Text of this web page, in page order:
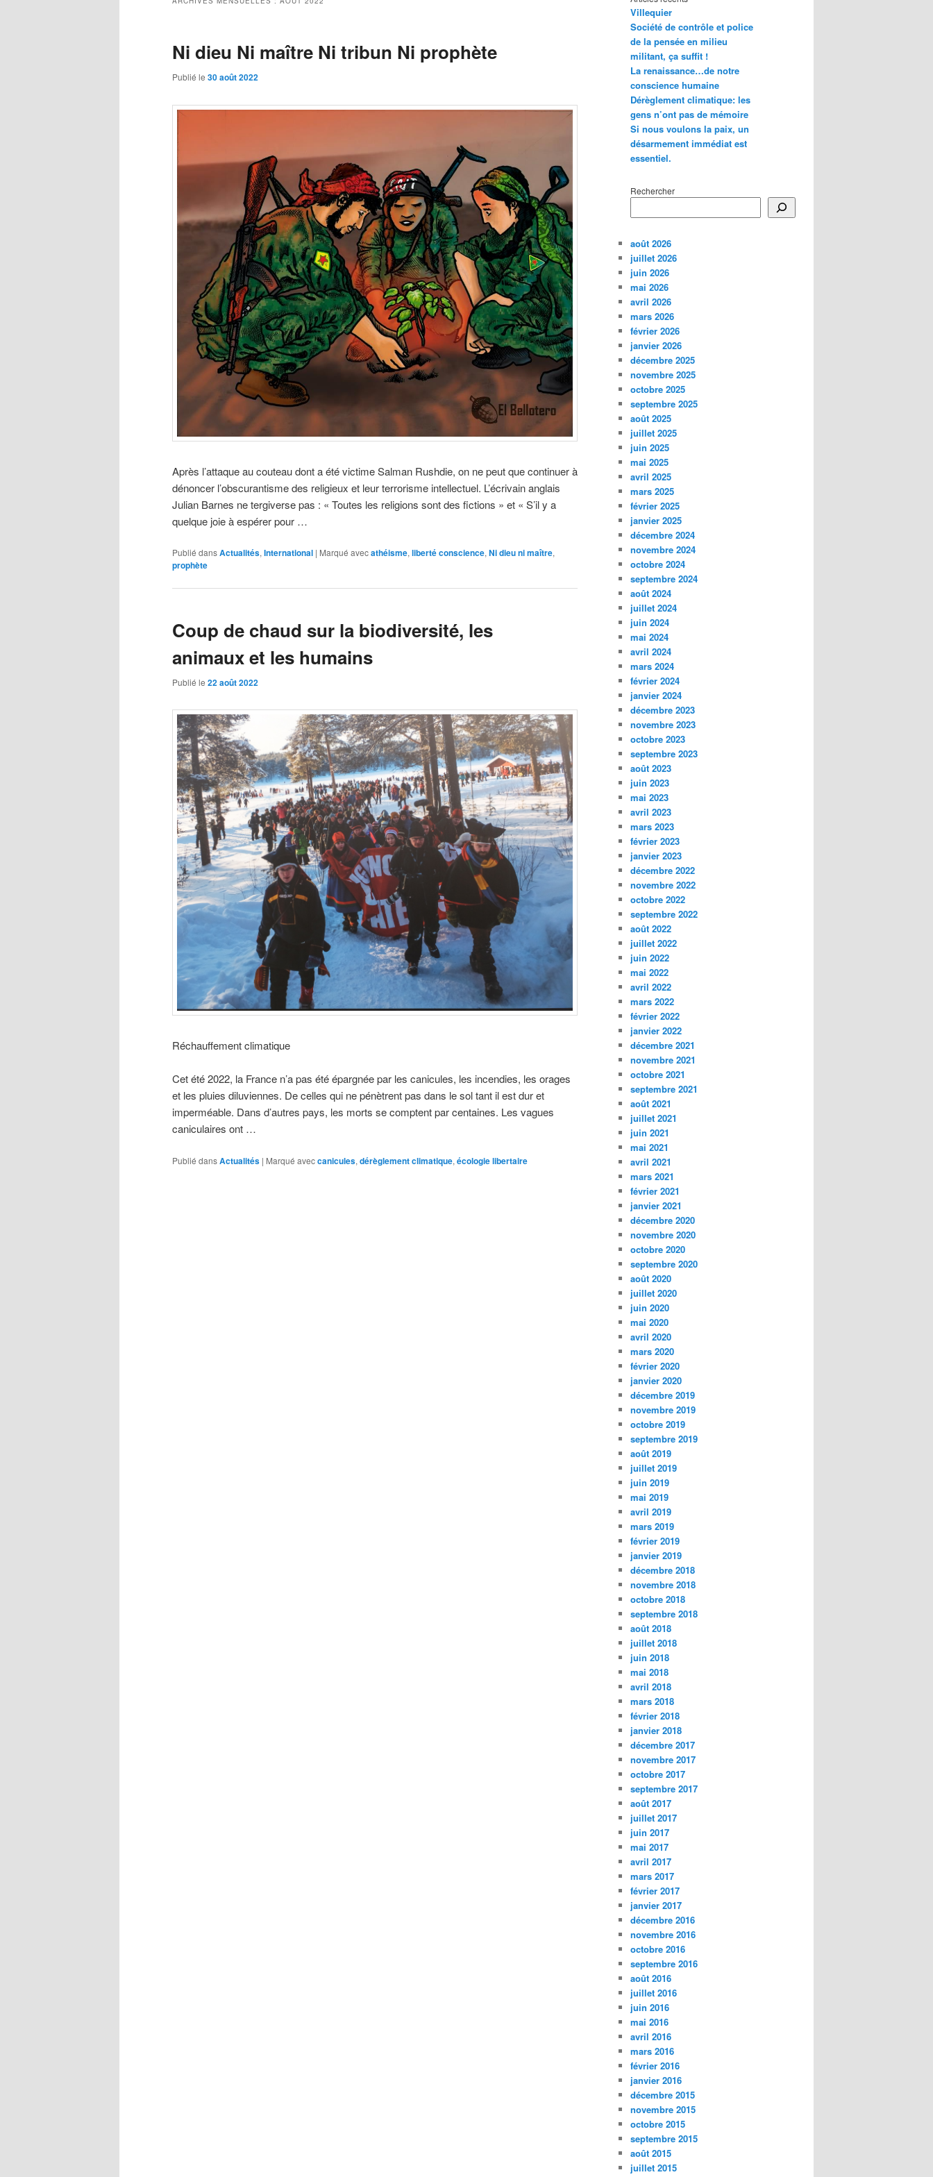
Ni dieu Ni maître Ni tribun Ni prophète
Publié le 30 août 2022
Après l’attaque au couteau dont a été victime Salman Rushdie, on ne peut que continuer à
dénoncer l’obscurantisme des religieux et leur terrorisme intellectuel. L’écrivain anglais
Julian Barnes ne tergiverse pas : « Toutes les religions sont des fictions » et « S’il y a
quelque joie à espérer pour …
Publié dansActualités, International | Marqué avecathéisme, liberté conscience, Ni dieu ni maître,
prophète
Coup de chaud sur la biodiversité, les
animaux et les humains
Publié le 22 août 2022
Réchauffement climatique
Cet été 2022, la France n’a pas été épargnée par les canicules, les incendies, les orages
et les pluies diluviennes. De celles qui ne pénètrent pas dans le sol tant il est dur et
imperméable. Dans d’autres pays, les morts se comptent par centaines. Les vagues
caniculaires ont …
Publié dansActualités | Marqué aveccanicules, dérèglement climatique, écologie libertaire
Villequier
Société de contrôle et police
de la pensée en milieu
militant, ça suffit !
La renaissance…de notre
conscience humaine
Dérèglement climatique: les
gens n’ont pas de mémoire
Si nous voulons la paix, un
désarmement immédiat est
essentiel.
Rechercher
août 2026
juillet 2026
juin 2026
mai 2026
avril 2026
mars 2026
février 2026
janvier 2026
décembre 2025
novembre 2025
octobre 2025
septembre 2025
août 2025
juillet 2025
juin 2025
mai 2025
avril 2025
mars 2025
février 2025
janvier 2025
décembre 2024
novembre 2024
octobre 2024
septembre 2024
août 2024
juillet 2024
juin 2024
mai 2024
avril 2024
mars 2024
février 2024
janvier 2024
décembre 2023
novembre 2023
octobre 2023
septembre 2023
août 2023
juin 2023
mai 2023
avril 2023
mars 2023
février 2023
janvier 2023
décembre 2022
novembre 2022
octobre 2022
septembre 2022
août 2022
juillet 2022
juin 2022
mai 2022
avril 2022
mars 2022
février 2022
janvier 2022
décembre 2021
novembre 2021
octobre 2021
septembre 2021
août 2021
juillet 2021
juin 2021
mai 2021
avril 2021
mars 2021
février 2021
janvier 2021
décembre 2020
novembre 2020
octobre 2020
septembre 2020
août 2020
juillet 2020
juin 2020
mai 2020
avril 2020
mars 2020
février 2020
janvier 2020
décembre 2019
novembre 2019
octobre 2019
septembre 2019
août 2019
juillet 2019
juin 2019
mai 2019
avril 2019
mars 2019
février 2019
janvier 2019
décembre 2018
novembre 2018
octobre 2018
septembre 2018
août 2018
juillet 2018
juin 2018
mai 2018
avril 2018
mars 2018
février 2018
janvier 2018
décembre 2017
novembre 2017
octobre 2017
septembre 2017
août 2017
juillet 2017
juin 2017
mai 2017
avril 2017
mars 2017
février 2017
janvier 2017
décembre 2016
novembre 2016
octobre 2016
septembre 2016
août 2016
juillet 2016
juin 2016
mai 2016
avril 2016
mars 2016
février 2016
janvier 2016
décembre 2015
novembre 2015
octobre 2015
septembre 2015
août 2015
juillet 2015